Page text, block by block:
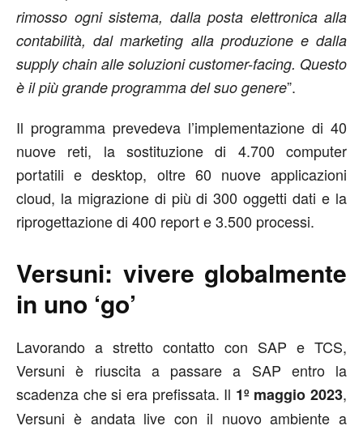
rimosso ogni sistema, dalla posta elettronica alla
contabilità, dal marketing alla produzione e dalla
supply chain alle soluzioni customer-facing. Questo
è il più grande programma del suo genere”.
Il programma prevedeva l’implementazione di 40
nuove reti, la sostituzione di 4.700 computer
portatili e desktop, oltre 60 nuove applicazioni
cloud, la migrazione di più di 300 oggetti dati e la
riprogettazione di 400 report e 3.500 processi.
Versuni: vivere globalmente
in uno ‘go’
Lavorando a stretto contatto con SAP e TCS,
Versuni è riuscita a passare a SAP entro la
scadenza che si era prefissata. Il 1º maggio 2023,
Versuni è andata live con il nuovo ambiente a